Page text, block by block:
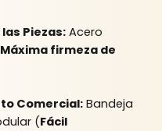
Piezas:Acero
Máxima firmeza de
Comercial:Bandeja
(Fácil